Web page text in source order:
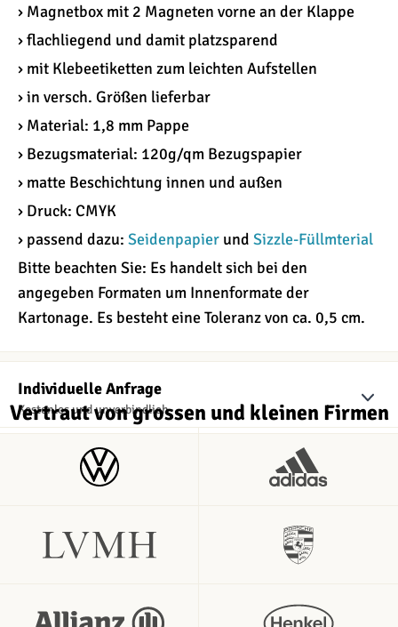
› Magnetbox mit 2 Magneten vorne an der Klappe
› flachliegend und damit platzsparend
› mit Klebeetiketten zum leichten Aufstellen
› in versch. Größen lieferbar
› Material: 1,8 mm Pappe
› Bezugsmaterial: 120g/qm Bezugspapier
› matte Beschichtung innen und außen
› Druck: CMYK
› passend dazu: Seidenpapier und Sizzle-Füllmterial
Bitte beachten Sie: Es handelt sich bei den
angegeben Formaten um Innenformate der
Kartonage. Es besteht eine Toleranz von ca. 0,5 cm.
Individuelle Anfrage
Kostenlos und unverbindlich
Vertraut von grossen und kleinen Firmen